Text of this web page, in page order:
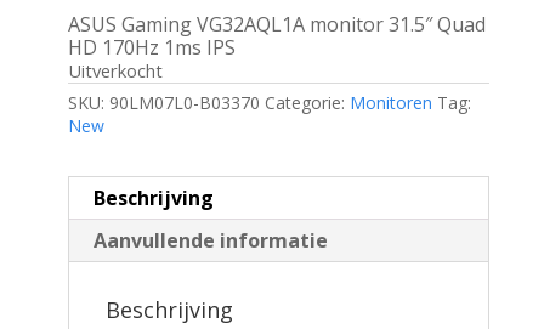
ASUS Gaming VG32AQL1A monitor 31.5″ Quad
HD 170Hz 1ms IPS
Uitverkocht
SKU: 90LM07L0-B03370 Categorie: Monitoren Tag:
New
Beschrijving
Aanvullende informatie
Beschrijving